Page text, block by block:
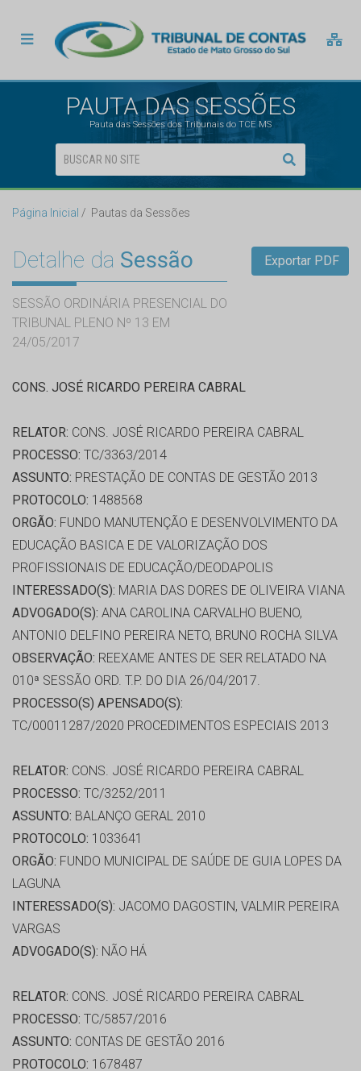
PAUTA DAS SESSÕES
Pauta das Sessões dos Tribunais do TCE MS
Página Inicial Pautas da Sessões
Detalhe da Sessão
SESSÃO ORDINÁRIA PRESENCIAL DO
TRIBUNAL PLENO Nº 13 EM
24/05/2017
Exportar PDF
CONS. JOSÉ RICARDO PEREIRA CABRAL
RELATOR: CONS. JOSÉ RICARDO PEREIRA CABRAL
PROCESSO: TC/3363/2014
ASSUNTO: PRESTAÇÃO DE CONTAS DE GESTÃO 2013
PROTOCOLO: 1488568
ORGÃO: FUNDO MANUTENÇÃO E DESENVOLVIMENTO DA
EDUCAÇÃO BASICA E DE VALORIZAÇÃO DOS
PROFISSIONAIS DE EDUCAÇÃO/DEODAPOLIS
INTERESSADO(S): MARIA DAS DORES DE OLIVEIRA VIANA
ADVOGADO(S): ANA CAROLINA CARVALHO BUENO,
ANTONIO DELFINO PEREIRA NETO, BRUNO ROCHA SILVA
OBSERVAÇÃO: REEXAME ANTES DE SER RELATADO NA
010ª SESSÃO ORD. T.P. DO DIA 26/04/2017.
PROCESSO(S) APENSADO(S):
TC/00011287/2020 PROCEDIMENTOS ESPECIAIS 2013
RELATOR: CONS. JOSÉ RICARDO PEREIRA CABRAL
PROCESSO: TC/3252/2011
ASSUNTO: BALANÇO GERAL 2010
PROTOCOLO: 1033641
ORGÃO: FUNDO MUNICIPAL DE SAÚDE DE GUIA LOPES DA
LAGUNA
INTERESSADO(S): JACOMO DAGOSTIN, VALMIR PEREIRA
VARGAS
ADVOGADO(S): NÃO HÁ
RELATOR: CONS. JOSÉ RICARDO PEREIRA CABRAL
PROCESSO: TC/5857/2016
ASSUNTO: CONTAS DE GESTÃO 2016
PROTOCOLO: 1678487